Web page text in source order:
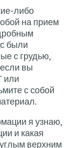
важно
врача,
того, если
здоровьем,
или
(УЗИ,
или биопсию,
медицинской
ожидания от
–